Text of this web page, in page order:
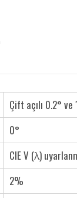
Çift açılı 0.2°
0°
CIE V (λ)
2%